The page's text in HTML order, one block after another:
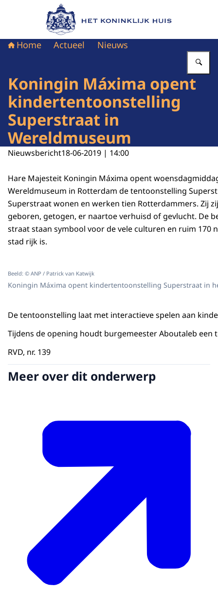
Naar de homepage van Het Koninklijk Huis
Home Actueel Nieuws
Koningin Máxima opent
kindertentoonstelling
Superstraat in
Wereldmuseum
Nieuwsbericht18-06-2019 | 14:00
Hare Majesteit Koningin Máxima opent
Wereldmuseum in Rotterdam de tentoonstelling
Superstraat wonen en werken tien Rotterdammers. Zij
geboren, getogen, er naartoe verhuisd of gevlucht. De
straat staan symbool voor de vele culturen en ruim 170
stad rijk is.
Beeld: © ANP / Patrick van Katwijk
Koningin Máxima opent kindertentoonstelling Superstraat in
De tentoonstelling laat met interactieve spelen aan
Tijdens de opening houdt burgemeester Aboutaleb
RVD, nr. 139
Meer over dit onderwerp